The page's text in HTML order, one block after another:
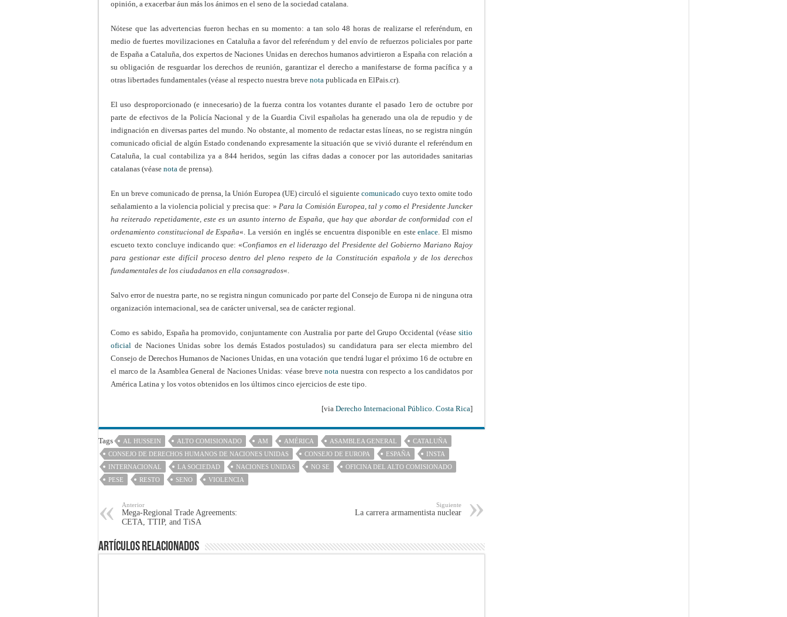
opinión, a exacerbar áun más los ánimos en el seno de la sociedad catalana.
Nótese que las advertencias fueron hechas en su momento: a tan solo 48 horas de realizarse el referéndum, en
medio de fuertes movilizaciones en Cataluña a favor del referéndum y del envío de refuerzos policiales por parte
de España a Cataluña, dos expertos de Naciones Unidas en derechos humanos advirtieron a España con relación a
su obligación de resguardar los derechos de reunión, garantizar el derecho a manifestarse de forma pacífica y a
otras libertades fundamentales (véase al respecto nuestra breve nota publicada en ElPais.cr).
El uso desproporcionado (e innecesario) de la fuerza contra los votantes durante el pasado 1ero de octubre por
parte de efectivos de la Policía Nacional y de la Guardia Civil españolas ha generado una ola de repudio y de
indignación en diversas partes del mundo. No obstante, al momento de redactar estas líneas, no se registra ningún
comunicado oficial de algún Estado condenando expresamente la situación que se vivió durante el referéndum en
Cataluña, la cual contabiliza ya a 844 heridos, según las cifras dadas a conocer por las autoridades sanitarias
catalanas (véase nota de prensa).
En un breve comunicado de prensa, la Unión Europea (UE) circuló el siguiente comunicado cuyo texto omite todo
señalamiento a la violencia policial y precisa que: » Para la Comisión Europea, tal y como el Presidente Juncker
ha reiterado repetidamente, este es un asunto interno de España, que hay que abordar de conformidad con el
ordenamiento constitucional de España«. La versión en inglés se encuentra disponible en esteenlace . El mismo
escueto texto concluye indicando que: «Confiamos en el liderazgo del Presidente del Gobierno Mariano Rajoy
para gestionar este difícil proceso dentro del pleno respeto de la Constitución española y de los derechos
fundamentales de los ciudadanos en ella consagrados«.
Salvo error de nuestra parte, no se registra ningun comunicado por parte del Consejo de Europa ni de ninguna otra
organización internacional, sea de carácter universal, sea de carácter regional.
Como es sabido, España ha promovido, conjuntamente con Australia por parte del Grupo Occidental (véase sitio
oficial de Naciones Unidas sobre los demás Estados postulados) su candidatura para ser electa miembro del
Consejo de Derechos Humanos de Naciones Unidas, en una votación que tendrá lugar el próximo 16 de octubre en
el marco de la Asamblea General de Naciones Unidas: véase brevenota nuestra con respecto a los candidatos por
América Latina y los votos obtenidos en los últimos cinco ejercicios de este tipo.
[via Derecho Internacional Público. Costa Rica]
Tags AL HUSSEIN ALTO COMISIONADO AM AMÉRICA ASAMBLEA GENERAL
CATALUÑA
CONSEJO DE DERECHOS HUMANOS DE NACIONES UNIDAS
CONSEJO DE EUROPA ESPAÑA
INSTA
INTERNACIONAL
LA SOCIEDAD NACIONES UNIDAS NO SE
OFICINA DEL ALTO COMISIONADO
PESE
RESTO SENO VIOLENCIA
Anterior
Mega-Regional Trade Agreements:
CETA, TTIP, and TiSA
Siguiente
La carrera armamentista nuclear
Artículos Relacionados